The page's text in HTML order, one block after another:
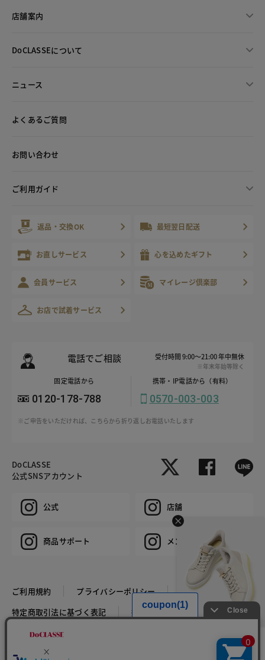
撥水ハンズフリースニーカ
店舗案内
DoCLASSEについて
ニュース
よくあるご質問
お問い合わせ
ご利用ガイド
返品・交換OK 最短翌日配送
お直しサービス 心を込めたギフト
会員サービス マイレージ倶楽部
お店で試着サービス
電話でご相談 受付時間 9:00～21:00 年中無休
※年末年始等除く
固定電話から
0120-178-788
携帯・IP電話から（有料）
0570-003-003
※ご申告をいただければ、こちらから折り返しお電話いたします
DoCLASSE
公式SNSアカウント
公式 店舗
商品サポート メンズ
ご利用規約
プライバシーポリシー
特定商取引法に基づく表記
推奨環境 企業情報
COPYRIGHT © DoCLASSE ALL RIGHTS RESERVED.